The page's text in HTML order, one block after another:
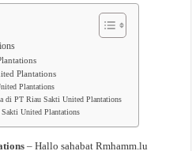
Plantations
Plantations
di PT Riau Sakti United Plantations
United Plantations
– Hallo sahabat Rmhamm.lu